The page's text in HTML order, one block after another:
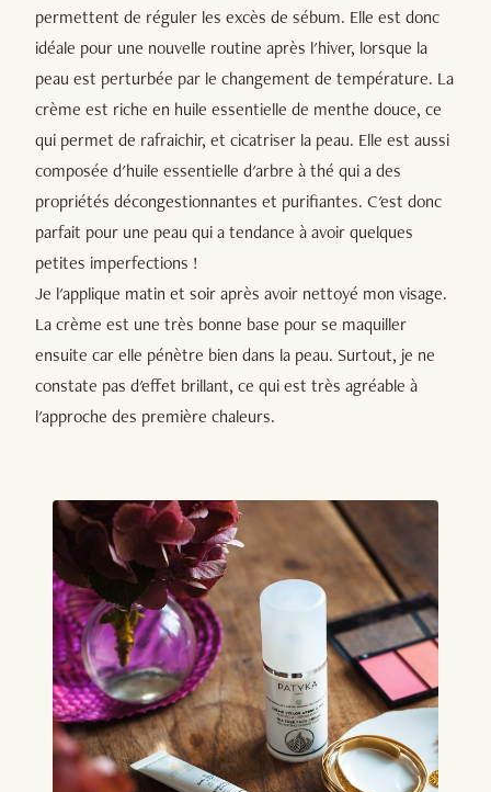
permettent de réguler les excès de sébum. Elle est donc
idéale pour une nouvelle routine après l'hiver, lorsque la
peau est perturbée par le changement de température. La
crème est riche en huile essentielle de menthe douce, ce
qui permet de rafraichir, et cicatriser la peau. Elle est aussi
composée d'huile essentielle d'arbre à thé qui a des
propriétés décongestionnantes et purifiantes. C'est donc
parfait pour une peau qui a tendance à avoir quelques
petites imperfections !
Je l'applique matin et soir après avoir nettoyé mon visage.
La crème est une très bonne base pour se maquiller
ensuite car elle pénètre bien dans la peau. Surtout, je ne
constate pas d'effet brillant, ce qui est très agréable à
l'approche des première chaleurs.